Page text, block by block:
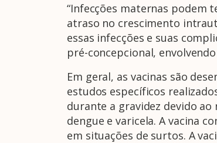
“Infecções maternas podem
atraso no crescimento
essas infecções e suas
pré-concepcional,
Em geral, as vacinas são
estudos específicos
durante a gravidez devido
dengue e varicela. A vacina
em situações de surtos. A